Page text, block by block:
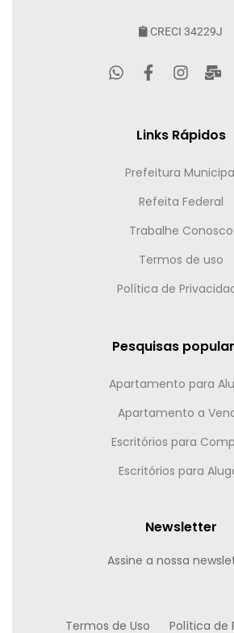
CRECI 34229J
Links Rápidos
Prefeitura
Refeita Federal
Trabalhe Conosco
Termos de uso
Política de
Pesquisas
Apartamento para
Apartamento a
Escritórios para
Escritórios para
Newsletter
Assine a nossa
Termos de Uso Política de